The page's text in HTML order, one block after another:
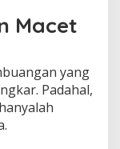
Macet
yang
Padahal,